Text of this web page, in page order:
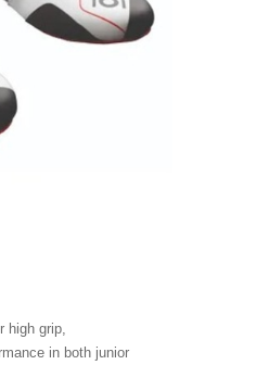
high grip,
in both junior